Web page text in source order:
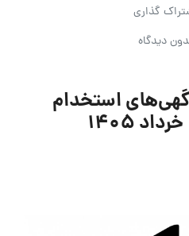
گذاری
دیدگاه
استخدام